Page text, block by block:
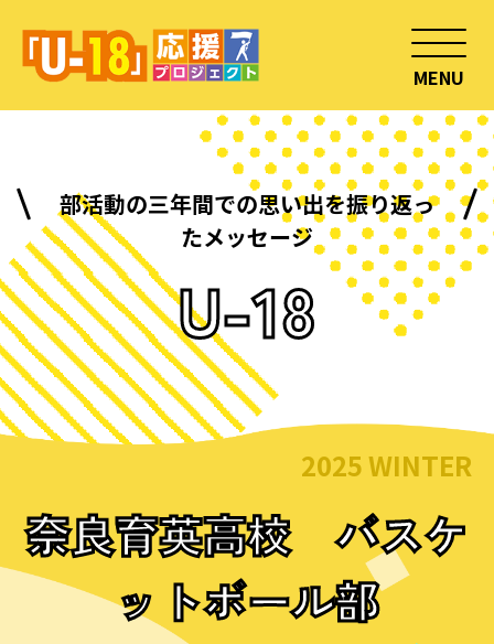
MENU
部活動の三年間での思い出を振り返っ
たメッセージ
U-18
2025 WINTER
奈良育英高校 バスケ
ットボール部